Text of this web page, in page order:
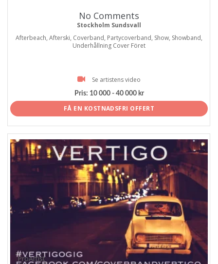
No Comments
Stockholm Sundsvall
Afterbeach, Afterski, Coverband, Partycoverband, Show, Showband,
Underhållning Cover Föret
Se artistens video
Pris: 10 000 - 40 000 kr
FÅ EN KOSTNADSFRI OFFERT
ProArtist